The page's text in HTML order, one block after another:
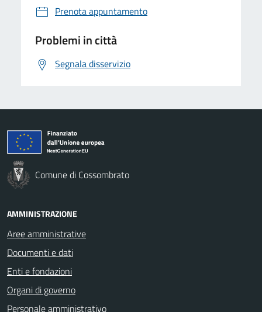
Prenota appuntamento
Problemi in città
Segnala disservizio
Comune di Cossombrato
AMMINISTRAZIONE
Aree amministrative
Documenti e dati
Enti e fondazioni
Organi di governo
Personale amministrativo